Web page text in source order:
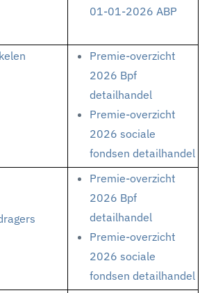
01-01-2026 ABP
Premie-overzicht
2026 Bpf
detailhandel
Premie-overzicht
2026 sociale
fondsen detailhandel
Premie-overzicht
2026 Bpf
detailhandel
Premie-overzicht
2026 sociale
fondsen detailhandel